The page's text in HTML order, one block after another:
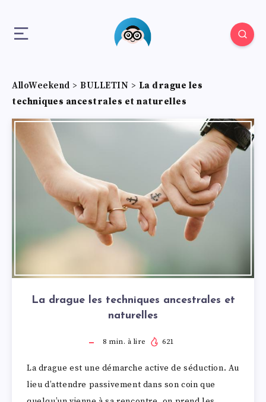
AlloWeekend > BULLETIN > La drague les
techniques ancestrales et naturelles
La drague les techniques ancestrales et
naturelles
8 min. à lire 621
La drague est une démarche active de séduction. Au
lieu d’attendre passivement dans son coin que